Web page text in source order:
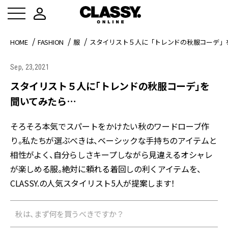
HOME FASHION 服 スタイリスト５人に「トレンドの秋服コーデ
Sep, 23,2021
スタイリスト５人に「トレンドの秋服コーデ」を
聞いてみたら…
そろそろ本気でスパートをかけたい秋のワードローブ作
り。私たちが選ぶべきは、ベーシックな手持ちのアイテムと
相性がよく、自分らしさキープしながら見違えるオシャレ
が楽しめる服。絶対に頼れる着回しの利くアイテムを、
CLASSY.の人気スタイリスト5人が提案します！
秋は、まず何を買うべきですか？